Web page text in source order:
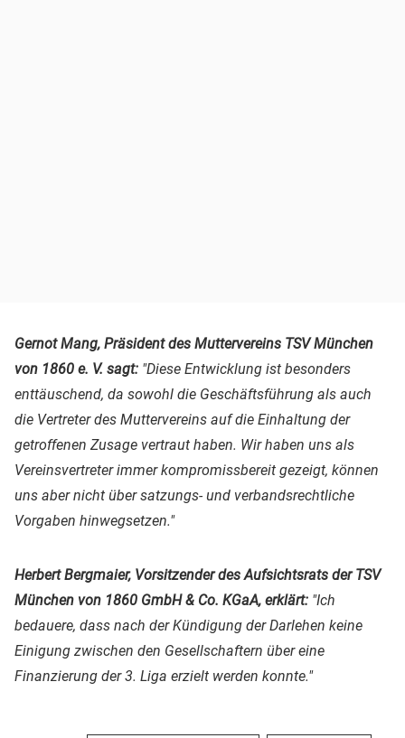
Gernot Mang, Präsident des Muttervereins TSV München
von 1860 e. V. sagt: "Diese Entwicklung ist besonders
enttäuschend, da sowohl die Geschäftsführung als auch
die Vertreter des Muttervereins auf die Einhaltung der
getroffenen Zusage vertraut haben. Wir haben uns als
Vereinsvertreter immer kompromissbereit gezeigt, können
uns aber nicht über satzungs- und verbandsrechtliche
Vorgaben hinwegsetzen."
Herbert Bergmaier, Vorsitzender des Aufsichtsrats der TSV
München von 1860 GmbH & Co. KGaA, erklärt: "Ich
bedauere, dass nach der Kündigung der Darlehen keine
Einigung zwischen den Gesellschaftern über eine
Finanzierung der 3. Liga erzielt werden konnte."